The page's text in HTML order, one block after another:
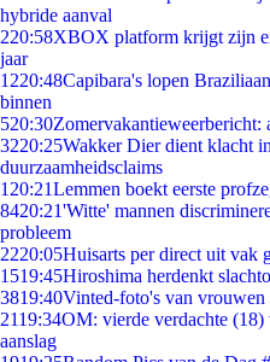
hybride aanval
220:58XBOX platform krijgt zijn
jaar
1220:48Capibara's lopen
binnen
520:30Zomervakantieweerbericht:
3220:25Wakker Dier dient klacht
duurzaamheidsclaims
1 20:21Lemmen boekt eerste
8420:21'Witte' mannen
probleem
2220:05Huisarts per direct uit vak
1519:45Hiroshima herdenkt
3819:40Vinted-foto's van vrouwen
2119:34OM: vierde verdachte (18)
aanslag